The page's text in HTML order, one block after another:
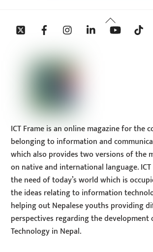
Back
To
Twitter Facebook InstagramLinkedin YouTube
ICT Frame is an online magazine for the
belonging to information and
which also provides two versions of the
on native and international language. ICT
the need of today’s world which is
the ideas relating to information
helping out Nepalese youths providing
perspectives regarding the
Technology in Nepal.